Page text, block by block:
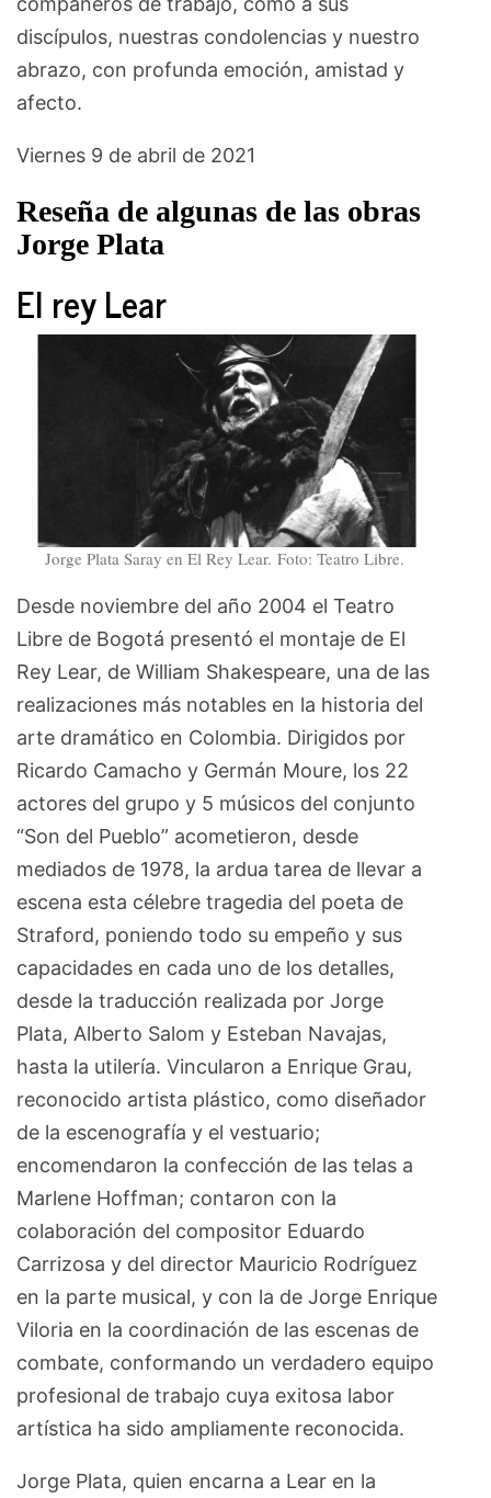
discípulos, nuestras condolencias y nuestro
abrazo, con profunda emoción, amistad y
afecto.
Viernes 9 de abril de 2021
Reseña de algunas de las obras
Jorge Plata
El rey Lear
Jorge Plata Saray en El Rey Lear. Foto: Teatro Libre.
Desde noviembre del año 2004 el Teatro
Libre de Bogotá presentó el montaje de El
Rey Lear, de William Shakespeare, una de las
realizaciones más notables en la historia del
arte dramático en Colombia. Dirigidos por
Ricardo Camacho y Germán Moure, los 22
actores del grupo y 5 músicos del conjunto
“Son del Pueblo” acometieron, desde
mediados de 1978, la ardua tarea de llevar a
escena esta célebre tragedia del poeta de
Straford, poniendo todo su empeño y sus
capacidades en cada uno de los detalles,
desde la traducción realizada por Jorge
Plata, Alberto Salom y Esteban Navajas,
hasta la utilería. Vincularon a Enrique Grau,
reconocido artista plástico, como diseñador
de la escenografía y el vestuario;
encomendaron la confección de las telas a
Marlene Hoffman; contaron con la
colaboración del compositor Eduardo
Carrizosa y del director Mauricio Rodríguez
en la parte musical, y con la de Jorge Enrique
Viloria en la coordinación de las escenas de
combate, conformando un verdadero equipo
profesional de trabajo cuya exitosa labor
artística ha sido ampliamente reconocida.
Jorge Plata, quien encarna a Lear en la